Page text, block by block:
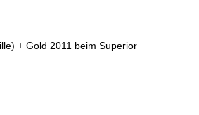
+ Gold 2011 beim Superior